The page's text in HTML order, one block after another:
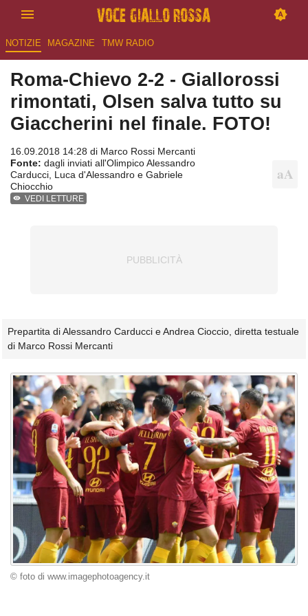
NOTIZIE MAGAZINE TMW RADIO
Roma-Chievo 2-2 - Giallorossi
rimontati, Olsen salva tutto su
Giaccherini nel finale. FOTO!
16.09.2018 14:28 di Marco Rossi Mercanti
Fonte: dagli inviati all'Olimpico Alessandro
Carducci, Luca d'Alessandro e Gabriele
Chiocchio
VEDI LETTURE
Prepartita di Alessandro Carducci e Andrea Cioccio, diretta testuale
di Marco Rossi Mercanti
© foto di www.imagephotoagency.it